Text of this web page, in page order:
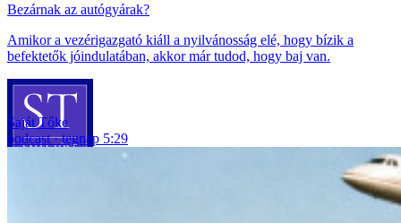
Bezárnak az autógyárak?
Amikor a vezérigazgató kiáll a nyilvánosság elé, hogy bízik a
befektetők jóindulatában, akkor már tudod, hogy baj van.
Saját Tőke
podcast
tegnap 5:29